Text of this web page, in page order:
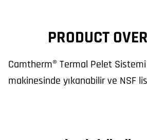
PRODUCT
Camtherm® Termal Pelet Sistemi
makinesinde yıkanabilir ve NSF